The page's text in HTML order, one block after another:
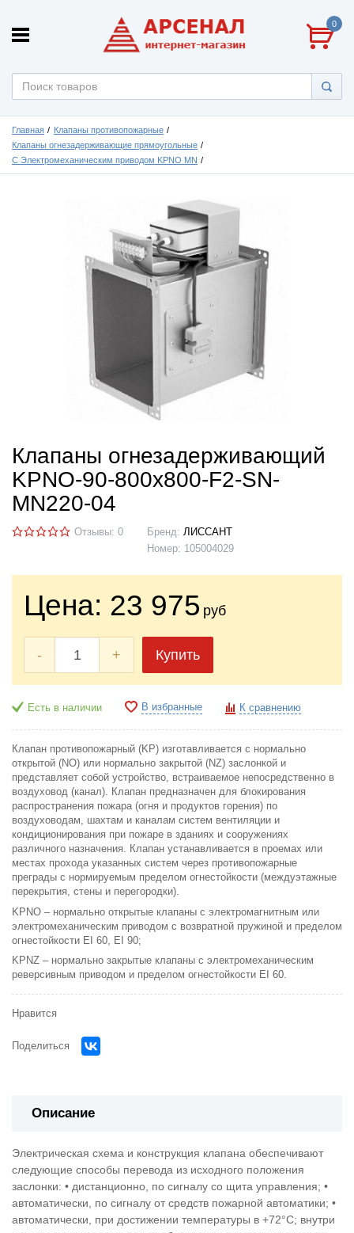
0
Главная
Клапаны противопожарные
Клапаны огнезадерживающие прямоугольные
С Электромеханическим приводом KPNO MN
Клапаны огнезадерживающий
KPNO-90-800х800-F2-SN-
MN220-04
Отзывы: 0 Бренд: ЛИССАНТ
Номер: 105004029
Цена: 23 975 руб
- + Купить
Есть в наличии В избранные К сравнению
Клапан противопожарный (KP) изготавливается с нормально
открытой (NO) или нормально закрытой (NZ) заслонкой и
представляет собой устройство, встраиваемое непосредственно в
воздуховод (канал). Клапан предназначен для блокирования
распространения пожара (огня и продуктов горения) по
воздуховодам, шахтам и каналам систем вентиляции и
кондиционирования при пожаре в зданиях и сооружениях
различного назначения. Клапан устанавливается в проемах или
местах прохода указанных систем через противопожарные
преграды с нормируемым пределом огнестойкости (междуэтажные
перекрытия, стены и перегородки).
KPNO – нормально открытые клапаны с электромагнитным или
электромеханическим приводом с возвратной пружиной и пределом
огнестойкости EI 60, EI 90;
KPNZ – нормально закрытые клапаны с электромеханическим
реверсивным приводом и пределом огнестойкости EI 60.
Нравится
Поделиться
Описание
Электрическая схема и конструкция клапана обеспечивают
следующие способы перевода из исходного положения
заслонки: • дистанционно, по сигналу со щита управления; •
автоматически, по сигналу от средств пожарной автоматики; •
автоматически, при достижении температуры в +72°С; внутри